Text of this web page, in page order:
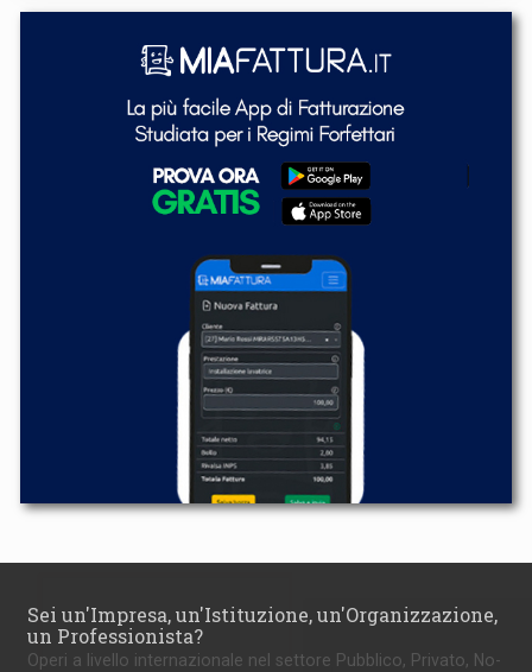
Sei un'Impresa, un'Istituzione, un'Organizzazione,
un Professionista?
Operi a livello internazionale nel settore Pubblico, Privato, No-